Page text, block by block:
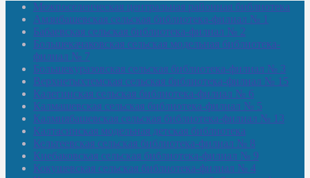
Межпоселенческая центральная районная библиотека
Амзибашевская сельская библиотека-филиал № 1
Бабаевская сельская библиотека-филиал № 2
Большекачаковская сельская модельная библиотека-
филиал № 7
Большекуразовская сельская библиотека-филиал № 3
Верхнетыхтемская сельская библиотека-филиал № 15
Калегинская сельская библиотека-филиал № 6
Калмашевская сельская библиотека-филиал № 5
Калмиябашевская сельская библиотека-филиал № 13
Калтасинская модельная детская библиотека
Кельтеевская сельская библиотека-филиал № 8
Киебаковская сельская библиотека-филиал № 9
Кокушевская сельская библиотека-филиал № 4